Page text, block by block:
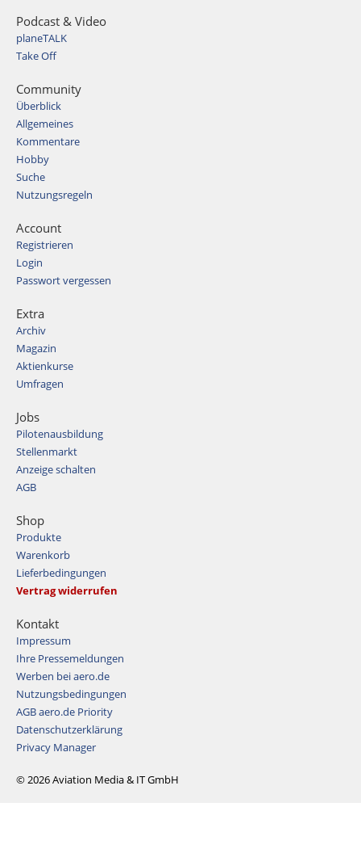
Podcast & Video
planeTALK
Take Off
Community
Überblick
Allgemeines
Kommentare
Hobby
Suche
Nutzungsregeln
Account
Registrieren
Login
Passwort vergessen
Extra
Archiv
Magazin
Aktienkurse
Umfragen
Jobs
Pilotenausbildung
Stellenmarkt
Anzeige schalten
AGB
Shop
Produkte
Warenkorb
Lieferbedingungen
Vertrag widerrufen
Kontakt
Impressum
Ihre Pressemeldungen
Werben bei aero.de
Nutzungsbedingungen
AGB aero.de Priority
Datenschutzerklärung
Privacy Manager
© 2026 Aviation Media & IT GmbH